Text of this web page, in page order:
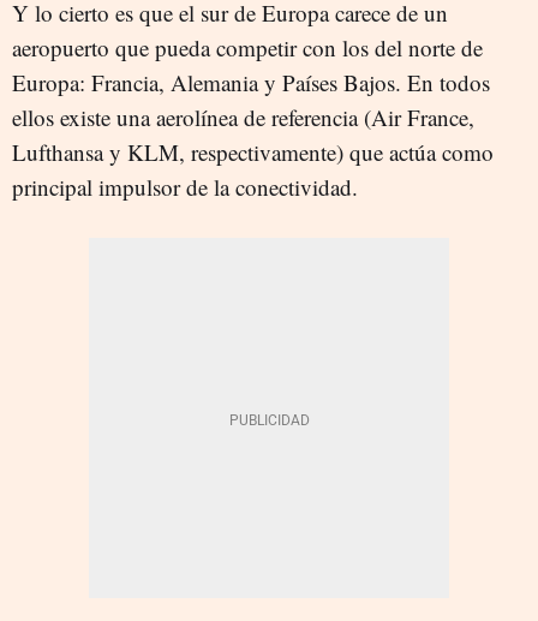
Y lo cierto es que el sur de Europa carece de un
aeropuerto que pueda competir con los del norte de
Europa: Francia, Alemania y Países Bajos. En todos
ellos existe una aerolínea de referencia (Air France,
Lufthansa y KLM, respectivamente) que actúa como
principal impulsor de la conectividad.